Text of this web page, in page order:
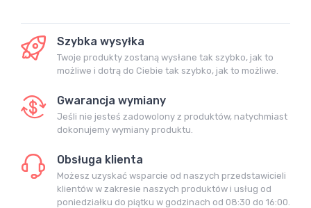
Szybka wysyłka
Twoje produkty zostaną wysłane tak szybko, jak to
możliwe i dotrą do Ciebie tak szybko, jak to możliwe.
Gwarancja wymiany
Jeśli nie jesteś zadowolony z produktów, natychmiast
dokonujemy wymiany produktu.
Obsługa klienta
Możesz uzyskać wsparcie od naszych przedstawicieli
klientów w zakresie naszych produktów i usług od
poniedziałku do piątku w godzinach od 08:30 do 16:00.